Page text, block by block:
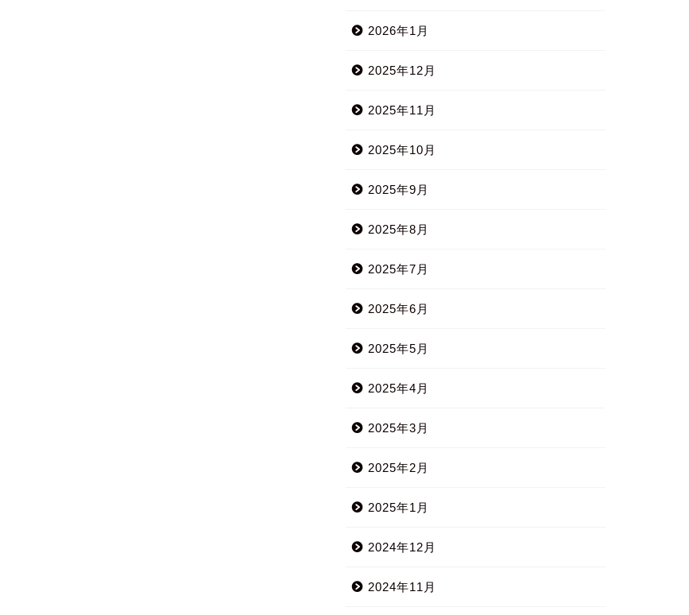
2026年1月
2025年12月
2025年11月
2025年10月
2025年9月
2025年8月
2025年7月
2025年6月
2025年5月
2025年4月
2025年3月
2025年2月
2025年1月
2024年12月
2024年11月